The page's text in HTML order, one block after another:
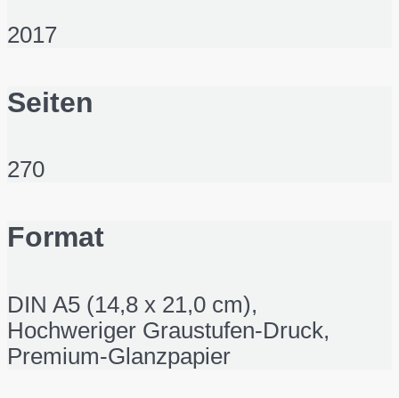
2017
Seiten
270
Format
DIN A5 (14,8 x 21,0 cm),
Hochweriger Graustufen-Druck,
Premium-Glanzpapier